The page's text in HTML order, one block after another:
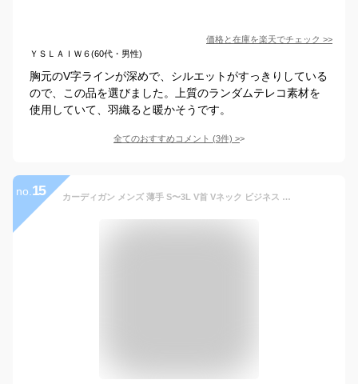
価格と在庫を楽天でチェック >>
ＹＳＬＡＩＷ６(60代・男性)
胸元のV字ラインが深めで、シルエットがすっきりしている
ので、この品を選びました。上質のランダムテレコ素材を
使用していて、羽織ると暖かそうです。
全てのおすすめコメント (3件) >
no. 15 カーディガン メンズ 薄手 S〜3L V首 Vネック ビジネス カジュアル オフィス 秋 冬 ウール 防寒 大きいサイズ メンズニット メンズセーター 無地 シンプル スリム 防寒 黒 グレー プレゼント ギフト 父の日 敬老の日 ファッション 40代 50代 60代